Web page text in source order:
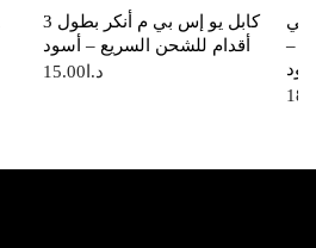
كابل يو إس بي م أنكر بطول 3
أقدام للشحن السريع – أسود
د.ا 15.00
بي
6 أقدام –